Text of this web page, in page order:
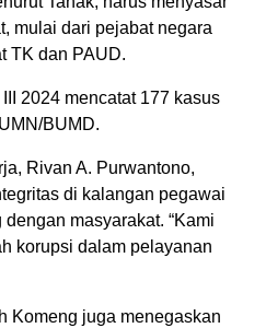
mulai dari pejabat negara
TK dan PAUD.
2024 mencatat 177 kasus
BUMD.
Rivan A. Purwantono,
di kalangan pegawai
masyarakat. “Kami
korupsi dalam pelayanan
Komeng juga menegaskan